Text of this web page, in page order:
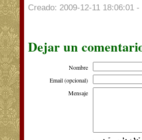
Creado: 2009-12-11 18:06:01
Dejar un
Nombre
Email (opcional)
Mensaje